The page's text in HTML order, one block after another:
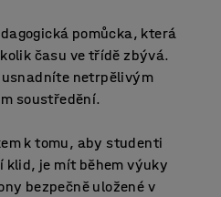
pomůcka, která
času ve třídě zbývá.
netrpělivým
soustředění.
k tomu, aby studenti
klid, je mít během výuky
bezpečně uložené v